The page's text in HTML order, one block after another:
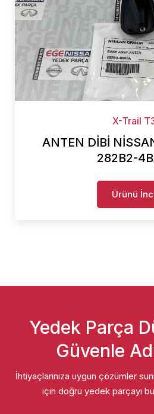
X-Trail
ANTEN DİBİ
282B2-
Ürünü
Yedek Parça
Güvenle
İhtiyaçlarınıza uygun çözümler
için doğru yedek parçayı